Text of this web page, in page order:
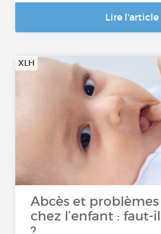
Lire l'article
XLH
Abcès et
chez l’enfant : faut-
?